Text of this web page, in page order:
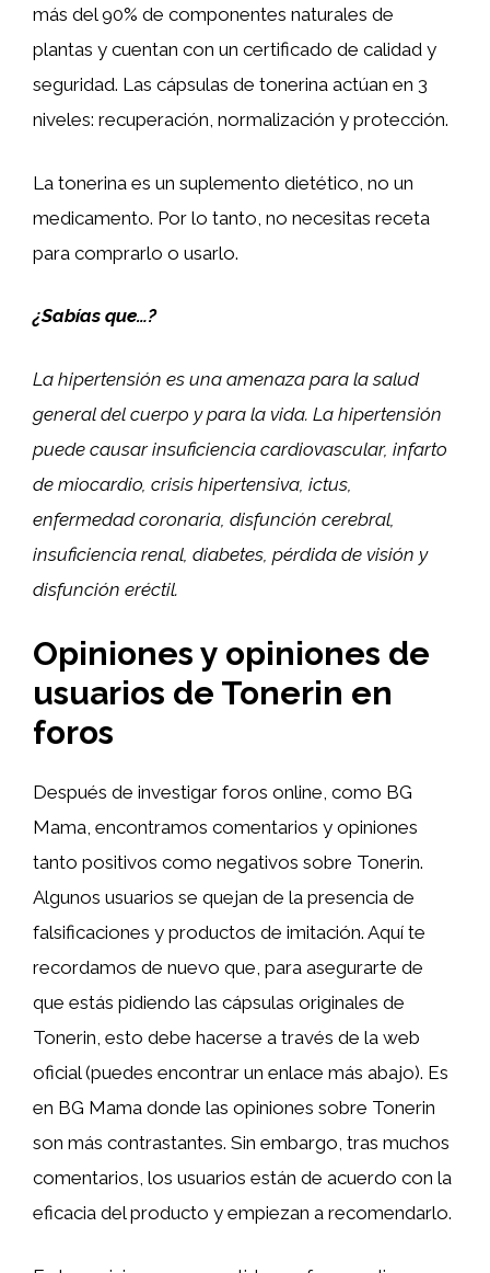
más del 90% de componentes naturales de
plantas y cuentan con un certificado de calidad y
seguridad. Las cápsulas de tonerina actúan en 3
niveles: recuperación, normalización y protección.
La tonerina es un suplemento dietético, no un
medicamento. Por lo tanto, no necesitas receta
para comprarlo o usarlo.
¿Sabías que…?
La hipertensión es una amenaza para la salud
general del cuerpo y para la vida. La hipertensión
puede causar insuficiencia cardiovascular, infarto
de miocardio, crisis hipertensiva, ictus,
enfermedad coronaria, disfunción cerebral,
insuficiencia renal, diabetes, pérdida de visión y
disfunción eréctil.
Opiniones y opiniones de
usuarios de Tonerin en
foros
Después de investigar foros online, como BG
Mama, encontramos comentarios y opiniones
tanto positivos como negativos sobre Tonerin.
Algunos usuarios se quejan de la presencia de
falsificaciones y productos de imitación. Aquí te
recordamos de nuevo que, para asegurarte de
que estás pidiendo las cápsulas originales de
Tonerin, esto debe hacerse a través de la web
oficial (puedes encontrar un enlace más abajo). Es
en BG Mama donde las opiniones sobre Tonerin
son más contrastantes. Sin embargo, tras muchos
comentarios, los usuarios están de acuerdo con la
eficacia del producto y empiezan a recomendarlo.